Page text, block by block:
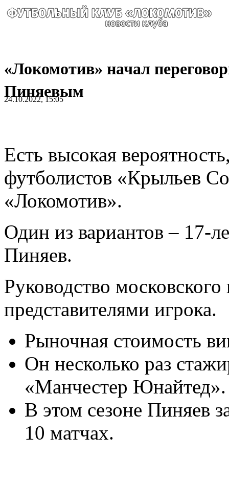
«Локомотив» начал
Пиняевым
24.10.2022, 15:05
Есть высокая
футболистов «Крыльев
«Локомотив».
Один из вариантов – 17-
Пиняев.
Руководство
представителями игрока.
Рыночная стоимость
Он несколько раз
«Манчестер Юнайтед».
В этом сезоне Пиняев
10 матчах.